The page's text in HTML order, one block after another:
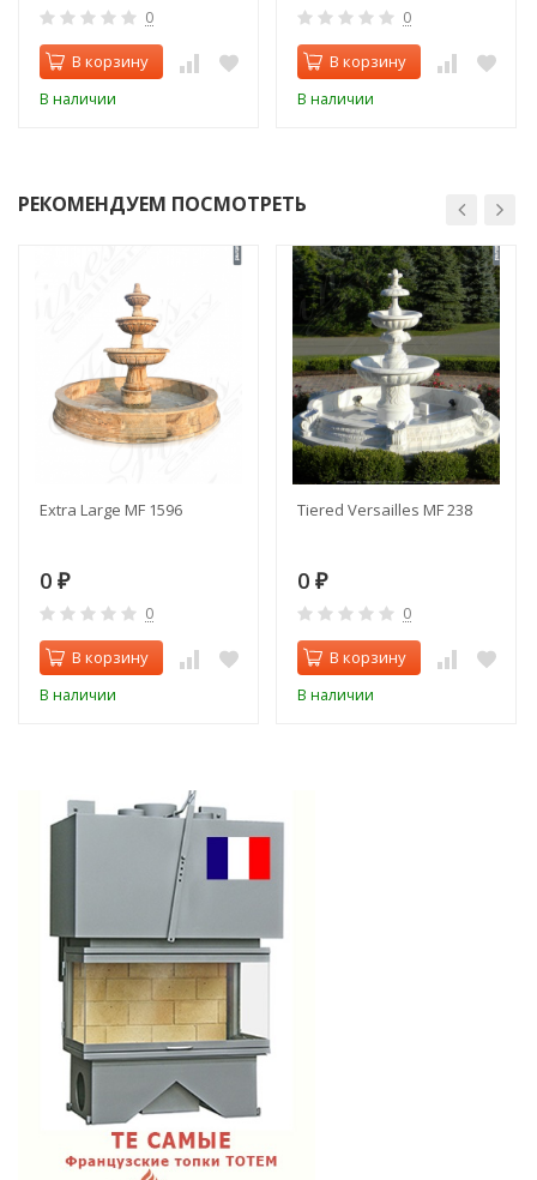
0
В корзину
В наличии
0
В корзину
В наличии
РЕКОМЕНДУЕМ ПОСМОТРЕТЬ
Extra Large MF 1596
0 ₽
0
В корзину
В наличии
Tiered Versailles MF 238
0 ₽
0
В корзину
В наличии